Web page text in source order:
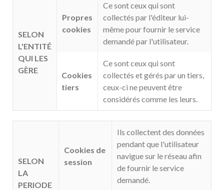
SELON
L'ENTITÉ
QUI LES
GÈRE
Propres
cookies
Ce sont ceux qui sont
collectés par l'éditeur lui-
même pour fournir le service
demandé par l'utilisateur.
Cookies
tiers
Ce sont ceux qui sont
collectés et gérés par un tiers,
ceux-ci ne peuvent être
considérés comme les leurs.
SELON
LA
PERIODE
Cookies de
session
Ils collectent des données
pendant que l'utilisateur
navigue sur le réseau afin
de fournir le service
demandé.